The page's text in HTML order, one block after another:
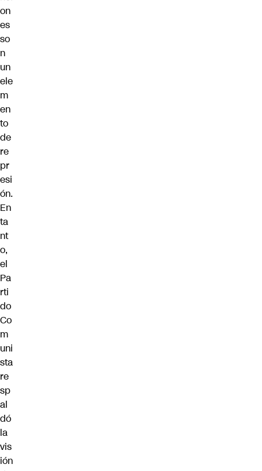
on
es
so
n
un
ele
m
en
to
de
re
pr
esi
ón.
En
ta
nt
o,
el
Pa
rti
do
Co
m
uni
sta
re
sp
al
dó
la
vis
ión